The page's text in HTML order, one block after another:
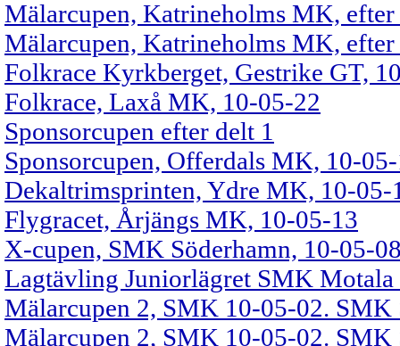
Mälarcupen, Katrineholms MK,
Mälarcupen, Katrineholms MK,
Folkrace Kyrkberget, Gestrike GT,
Folkrace, Laxå MK, 10-05-22
Sponsorcupen efter delt 1
Sponsorcupen, Offerdals MK, 10-
Dekaltrimsprinten, Ydre MK, 10-05-
Flygracet, Årjängs MK, 10-05-13
X-cupen, SMK Söderhamn, 10-05-
Lagtävling Juniorlägret SMK
Mälarcupen 2, SMK 10-05-02. SMK
Mälarcupen 2, SMK 10-05-02. SMK